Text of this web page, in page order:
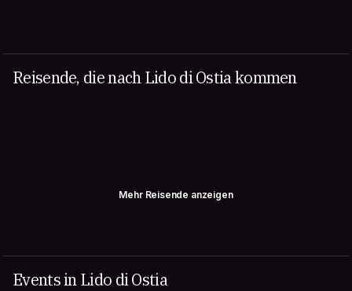
Reisende, die nach Lido di Ostia kommen
Mehr Reisende anzeigen
Events in Lido di Ostia